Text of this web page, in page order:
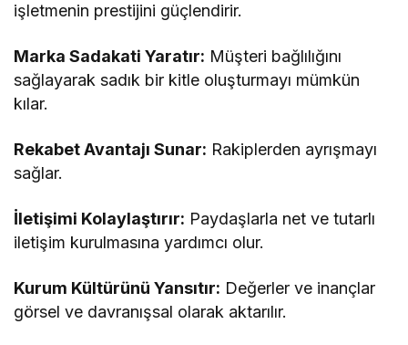
işletmenin prestijini güçlendirir.
Marka Sadakati Yaratır: Müşteri bağlılığını
sağlayarak sadık bir kitle oluşturmayı mümkün
kılar.
Rekabet Avantajı Sunar: Rakiplerden ayrışmayı
sağlar.
İletişimi Kolaylaştırır: Paydaşlarla net ve tutarlı
iletişim kurulmasına yardımcı olur.
Kurum Kültürünü Yansıtır: Değerler ve inançlar
görsel ve davranışsal olarak aktarılır.